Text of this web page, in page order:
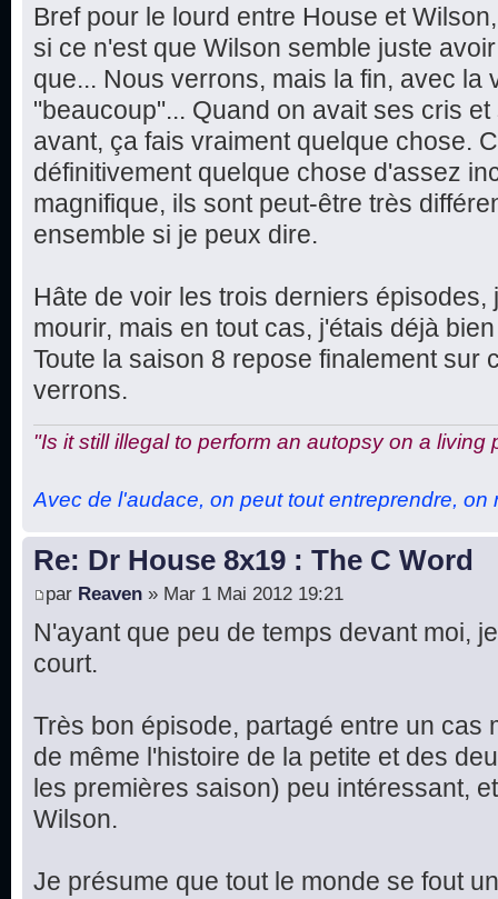
Bref pour le lourd entre House et
si ce n'est que Wilson semble juste
que... Nous verrons, mais la fin, avec la
"beaucoup"... Quand on avait ses cris
avant, ça fais vraiment quelque chose.
définitivement quelque chose d'assez
magnifique, ils sont peut-être très
ensemble si je peux dire.
Hâte de voir les trois derniers
mourir, mais en tout cas, j'étais déjà
Toute la saison 8 repose finalement sur
verrons.
"Is it still illegal to perform an autopsy on a living
Avec de l'audace, on peut tout entreprendre, on
Re: Dr House 8x19 : The C Word
par Reaven » Mar 1 Mai 2012 19:21
N'ayant que peu de temps devant moi,
court.
Très bon épisode, partagé entre un cas
de même l'histoire de la petite et des
les premières saison) peu intéressant,
Wilson.
Je présume que tout le monde se fout